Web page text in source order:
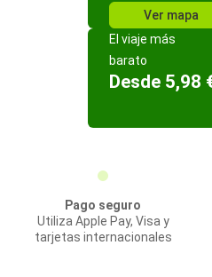
Ver mapa
El viaje más
barato
Desde 5,98
Pago seguro
Utiliza Apple Pay, Visa y
tarjetas internacionales